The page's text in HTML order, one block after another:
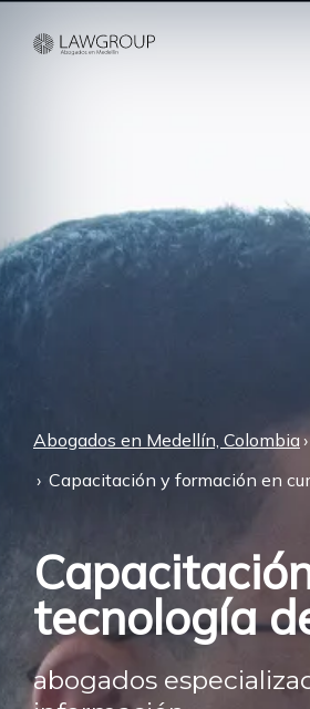
Abogados en Medellín, Colombia
Capacitación y formación en
tecnología
abogados